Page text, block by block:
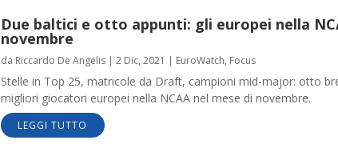
Due baltici e otto appunti: gli europei nella
novembre
da Riccardo De Angelis| 2 Dic, 2021 | EuroWatch, Focus
Stelle in Top 25, matricole da Draft, campioni mid-major: otto
migliori giocatori europei nella NCAA nel mese di novembre.
LEGGI TUTTO